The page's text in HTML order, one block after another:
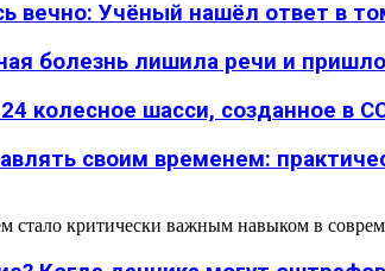
вечно: Учёный нашёл ответ в
болезнь лишила речи и
колесное шасси, созданное в
своим временем:
стало критически важным навыком в